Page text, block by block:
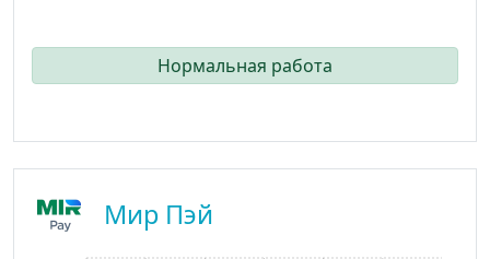
Нормальная работа
Мир Пэй